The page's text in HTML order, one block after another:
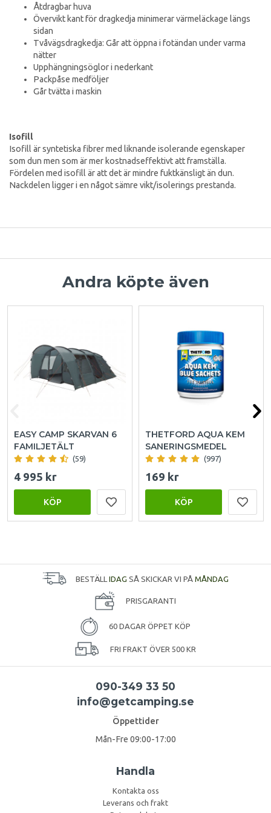
Åtdragbar huva
Övervikt kant för dragkedja minimerar värmeläckage längs
sidan
Tvåvägsdragkedja: Går att öppna i fotändan under varma
nätter
Upphängningsöglor i nederkant
Packpåse medföljer
Går tvätta i maskin
Isofill
Isofill är syntetiska fibrer med liknande isolerande egenskaper
som dun men som är mer kostnadseffektivt att framställa.
Fördelen med isofill är att det är mindre fuktkänsligt än dun.
Nackdelen ligger i en något sämre vikt/isolerings prestanda.
Andra köpte även
EASY CAMP SKARVAN 6
FAMILJETÄLT
(59)
4 995 kr
KÖP
THETFORD AQUA KEM
SANERINGSMEDEL
(997)
169 kr
KÖP
BESTÄLL IDAG SÅ SKICKAR VI PÅ MÅNDAG
PRISGARANTI
60 DAGAR ÖPPET KÖP
FRI FRAKT ÖVER 500 KR
090-349 33 50
info@getcamping.se
Öppettider
Mån-Fre 09:00-17:00
Handla
Kontakta oss
Leverans och frakt